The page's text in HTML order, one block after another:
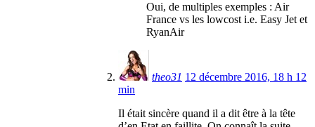
Oui, de multiples exemples : Air
France vs les lowcost i.e. Easy Jet et
RyanAir
theo31 12 décembre 2016, 18 h 12
min
Il était sincère quand il a dit être à la tête